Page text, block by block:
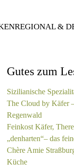
REGIONAL &
Gutes zum
Sizilianische
The Cloud by Käfer
Regenwald
Feinkost Käfer,
„denharten“– das
Chère Amie
Küche